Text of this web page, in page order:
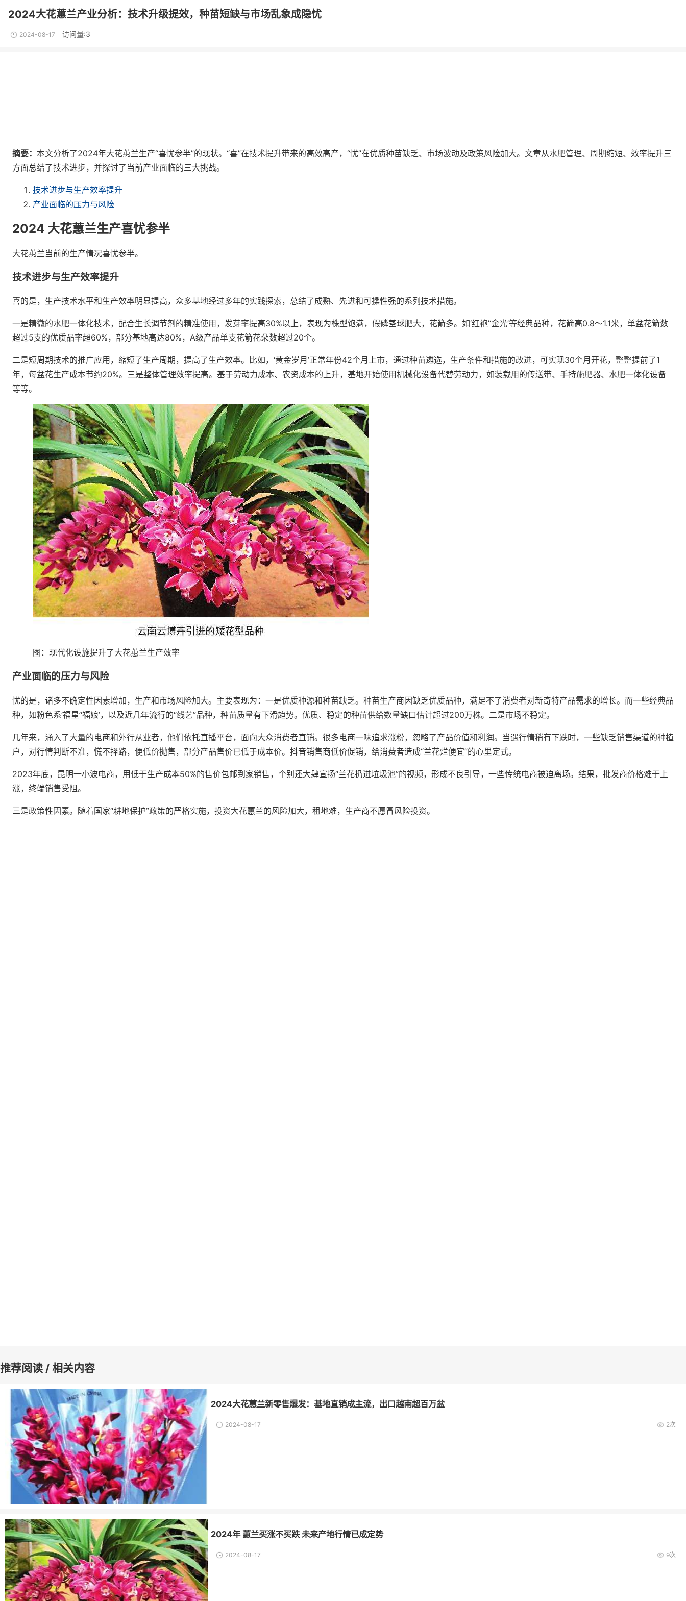
2024大花蕙兰产业分析：技术升级提效，种苗短缺与市场乱象成隐忧
2024-08-17 访问量:3
摘要： 本文分析了2024年大花蕙兰生产“喜忧参半”的现状。“喜”在技术提升带来的高效高产，“忧”在优质种苗缺乏、市场波动及政策风险加大。文章从水肥管理、周期缩短、效率提升三
方面总结了技术进步，并探讨了当前产业面临的三大挑战。
技术进步与生产效率提升
产业面临的压力与风险
2024 大花蕙兰生产喜忧参半
大花蕙兰当前的生产情况喜忧参半。
技术进步与生产效率提升
喜的是，生产技术水平和生产效率明显提高，众多基地经过多年的实践探索，总结了成熟、先进和可操性强的系列技术措施。
一是精微的水肥一体化技术，配合生长调节剂的精准使用，发芽率提高30%以上，表现为株型饱满，假磷茎球肥大，花箭多。如‘红袍’‘金光’等经典品种，花箭高0.8～1.1米，单盆花箭数
超过5支的优质品率超60%，部分基地高达80%，A级产品单支花箭花朵数超过20个。
二是短周期技术的推广应用，缩短了生产周期，提高了生产效率。比如，‘黄金岁月’正常年份42个月上市，通过种苗遴选，生产条件和措施的改进，可实现30个月开花，整整提前了1
年，每盆花生产成本节约20%。三是整体管理效率提高。基于劳动力成本、农资成本的上升，基地开始使用机械化设备代替劳动力，如装载用的传送带、手持施肥器、水肥一体化设备
等等。
图：现代化设施提升了大花蕙兰生产效率
产业面临的压力与风险
忧的是，诸多不确定性因素增加，生产和市场风险加大。主要表现为：一是优质种源和种苗缺乏。种苗生产商因缺乏优质品种，满足不了消费者对新奇特产品需求的增长。而一些经典品
种，如粉色系‘福星’‘福娘’，以及近几年流行的“线艺”品种，种苗质量有下滑趋势。优质、稳定的种苗供给数量缺口估计超过200万株。二是市场不稳定。
几年来，涌入了大量的电商和外行从业者，他们依托直播平台，面向大众消费者直销。很多电商一味追求涨粉，忽略了产品价值和利润。当遇行情稍有下跌时，一些缺乏销售渠道的种植
户，对行情判断不准，慌不择路，便低价抛售，部分产品售价已低于成本价。抖音销售商低价促销，给消费者造成“兰花烂便宜”的心里定式。
2023年底，昆明一小波电商，用低于生产成本50%的售价包邮到家销售，个别还大肆宣扬“兰花扔进垃圾池”的视频，形成不良引导，一些传统电商被迫离场。结果，批发商价格难于上
涨，终端销售受阻。
三是政策性因素。随着国家“耕地保护”政策的严格实施，投资大花蕙兰的风险加大，租地难，生产商不愿冒风险投资。
推荐阅读 / 相关内容
2024大花蕙兰新零售爆发：基地直销成主流，出口越南超百万盆
2次
2024-08-17
2024年 蕙兰买涨不买跌 未来产地行情已成定势
9次
2024-08-17